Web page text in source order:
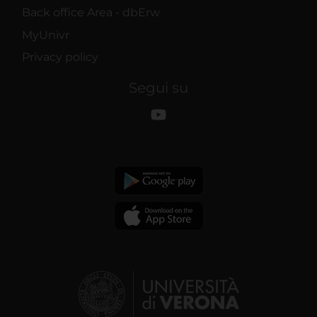
Back office Area - dbErw
MyUnivr
Privacy policy
Segui su